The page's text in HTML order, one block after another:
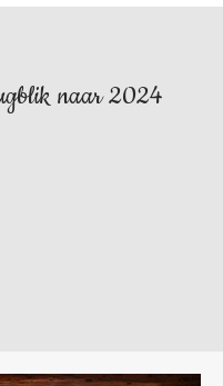
naar 2024